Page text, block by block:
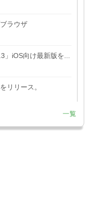
ラウザ
」iOS向け最新版を...
リリース。
一覧